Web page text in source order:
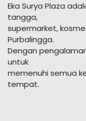
Eka Surya Plaza
tangga,
supermarket,
Purbalingga.
Dengan
untuk
memenuhi semua
tempat.